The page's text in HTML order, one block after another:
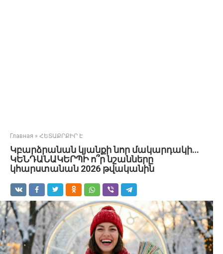
Главная » ՀԵՏԱՔՐՔԻՐ Է
Կբարձրանան կյանքի նոր մակարդակի…
ԿԵՆԴԱՆԱԿԵՐՊԻ ո՞ր նշանները
կհարստանան 2026 թվականին